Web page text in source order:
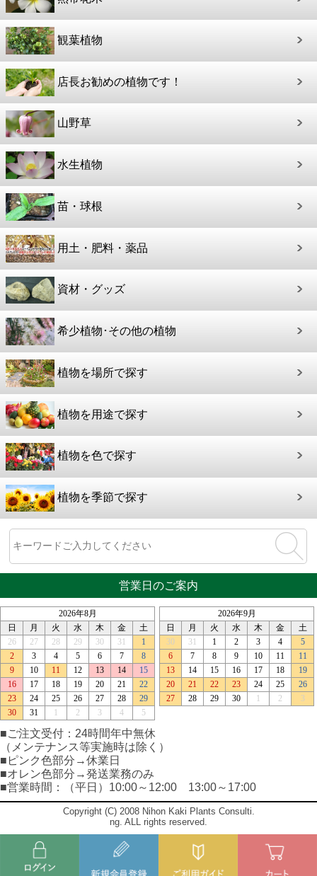
観葉植物
店長お勧めの植物です！
山野草
水生植物
苗・球根
用土・肥料・薬品
資材・グッズ
希少植物･その他の植物
植物を場所で探す
植物を用途で探す
植物を色で探す
植物を季節で探す
営業日のご案内
■ご注文受付：24時間年中無休
（メンテナンス等実施時は除く）
■ピンク色部分→休業日
■オレン色部分→発送業務のみ
■営業時間：（平日）10:00～12:00 13:00～17:00
Copyright (C) 2008 Nihon Kaki Plants Consulti.
ng. ALL rights reserved.